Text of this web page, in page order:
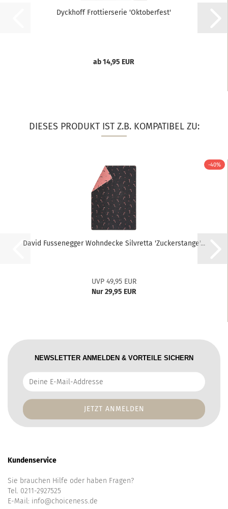
Dyckhoff Frottierserie 'Oktoberfest'
ab 14,95 EUR
DIESES PRODUKT IST Z.B. KOMPATIBEL ZU:
-40%
David Fussenegger Wohndecke Silvretta 'Zuckerstange'...
UVP 49,95 EUR
Nur 29,95 EUR
NEWSLETTER ANMELDEN & VORTEILE SICHERN
Deine
E-
Addresse
Kundenservice
Sie brauchen Hilfe oder haben Fragen?
Tel. 0211-2927525
E-Mail: info@choiceness.de